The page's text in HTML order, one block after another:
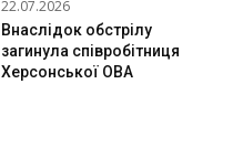
22.07.2026
Внаслідок обстрілу
загинула співробітниця
Херсонської ОВА